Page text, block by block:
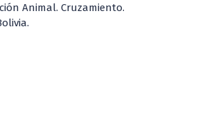
Animal. Cruzamiento.